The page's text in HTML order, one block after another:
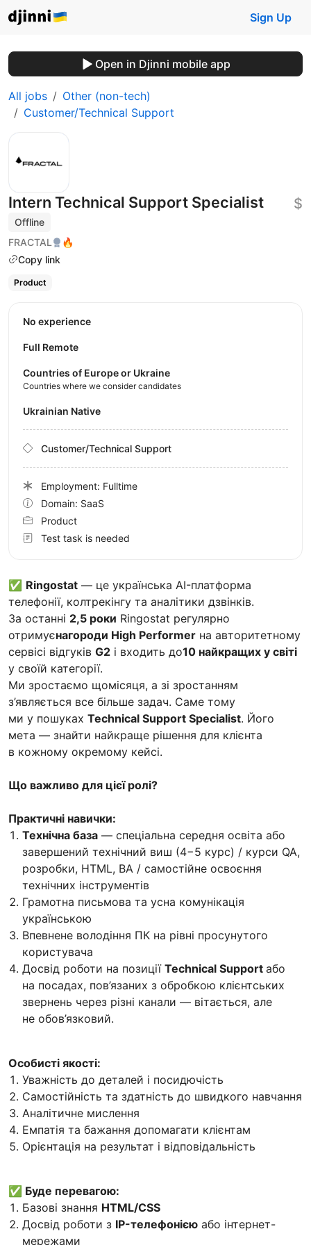
Sign Up
Open in Djinni mobile app
All jobs
Other (non-tech)
Customer/Technical Support
Intern Technical Support Specialist
Offline
FRACTAL
🔥
Copy link
$
Product
✅ Ringostat — це українська AI-платформа
телефонії, колтрекінгу та аналітики дзвінків.
За останні 2,5 роки Ringostat регулярно
отримуєнагороди High Performer на авторитетному
сервісі відгуків G2 і входить до10 найкращих у світі
у своїй категорії.
Ми зростаємо щомісяця, а зі зростанням
з’являється все більше задач. Саме тому
ми у пошуках Technical Support Specialist. Його
мета — знайти найкраще рішення для клієнта
в кожному окремому кейсі.
Що важливо для цієї ролі?
Практичні навички:
Технічна база — спеціальна середня освіта або
завершений технічний виш (4−5 курс) / курси QA,
розробки, HTML, BA / самостійне освоєння
технічних інструментів
Грамотна письмова та усна комунікація
українською
Впевнене володіння ПК на рівні просунутого
користувача
Досвід роботи на позиції Technical Support або
на посадах, пов’язаних з обробкою клієнтських
звернень через різні канали — вітається, але
не обов’язковий.
Особисті якості:
Уважність до деталей і посидючість
Самостійність та здатність до швидкого навчання
Аналітичне мислення
Емпатія та бажання допомагати клієнтам
Орієнтація на результат і відповідальність
✅ Буде перевагою:
Базові знання HTML/CSS
Досвід роботи з IP-телефонією або інтернет-
мережами
No experience
Full Remote
Countries of Europe or Ukraine
Countries where we consider candidates
Ukrainian Native
Customer/Technical Support
Employment: Fulltime
Domain: SaaS
Product
Test task is needed